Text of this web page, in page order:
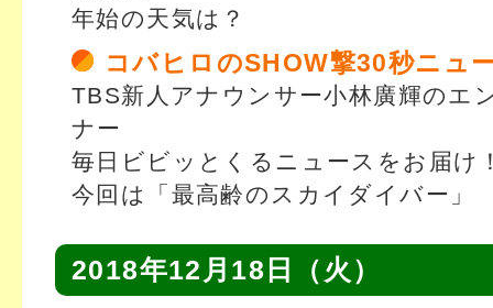
年始の天気は？
コバヒロのSHOW撃30秒ニュ
TBS新人アナウンサー小林廣輝のエ
ナー
毎日ビビッとくるニュースをお届け
今回は「最高齢のスカイダイバー」
2018年12月18日（火）